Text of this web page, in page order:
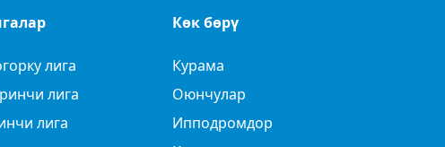
лига
лига
лига
Көк бөрү
Курама
Оюнчулар
Ипподромдор